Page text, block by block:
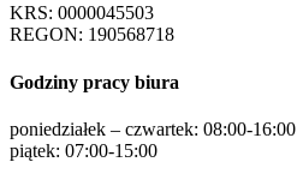
KRS: 0000045503
REGON: 190568718
Godziny pracy biura
poniedziałek – czwartek: 08:00-16:00
piątek: 07:00-15:00